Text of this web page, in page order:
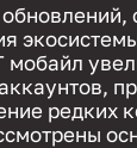
редких